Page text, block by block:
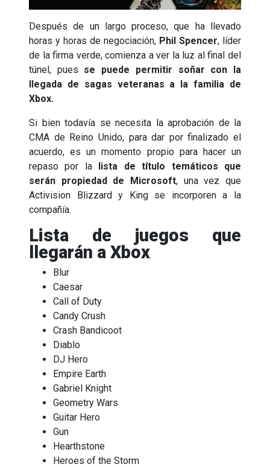
Después de un largo proceso, que ha llevado
horas y horas de negociación, Phil Spencer, líder
de la firma verde, comienza a ver la luz al final del
túnel, pues se puede permitir soñar con la
llegada de sagas veteranas a la familia de
Xbox.
Si bien todavía se necesita la aprobación de la
CMA de Reino Unido, para dar por finalizado el
acuerdo, es un momento propio para hacer un
repaso por la lista de título temáticos que
serán propiedad de Microsoft, una vez que
Activision Blizzard y King se incorporen a la
compañía.
Lista de juegos que
llegarán a Xbox
Blur
Caesar
Call of Duty
Candy Crush
Crash Bandicoot
Diablo
DJ Hero
Empire Earth
Gabriel Knight
Geometry Wars
Guitar Hero
Gun
Hearthstone
Heroes of the Storm